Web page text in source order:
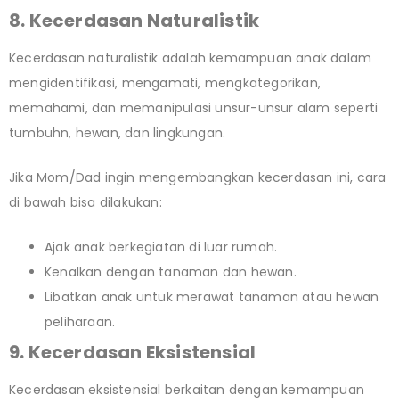
8. Kecerdasan Naturalistik
Kecerdasan naturalistik adalah kemampuan anak dalam
mengidentifikasi, mengamati, mengkategorikan,
memahami, dan memanipulasi unsur-unsur alam seperti
tumbuhn, hewan, dan lingkungan.
Jika Mom/Dad ingin mengembangkan kecerdasan ini, cara
di bawah bisa dilakukan:
Ajak anak berkegiatan di luar rumah.
Kenalkan dengan tanaman dan hewan.
Libatkan anak untuk merawat tanaman atau hewan
peliharaan.
9. Kecerdasan Eksistensial
Kecerdasan eksistensial berkaitan dengan kemampuan